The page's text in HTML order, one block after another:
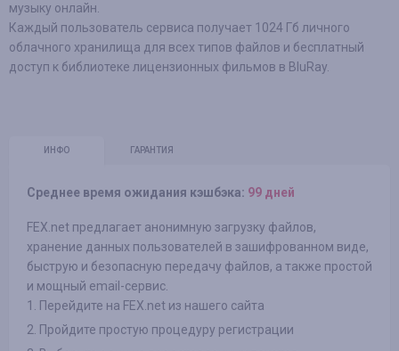
музыку онлайн.
Каждый пользователь сервиса получает 1024 Гб личного
облачного хранилища для всех типов файлов и бесплатный
доступ к библиотеке лицензионных фильмов в BluRay.
ИНФО ГАРАНТИЯ
Среднее время ожидания кэшбэка: 99 дней
FEX.net предлагает анонимную загрузку файлов,
хранение данных пользователей в зашифрованном виде,
быструю и безопасную передачу файлов, а также простой
и мощный email-сервис.
1. Перейдите на FEX.net из нашего сайта
2. Пройдите простую процедуру регистрации